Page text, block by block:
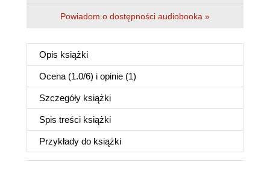
Powiadom o dostępności audiobooka »
Opis książki
Ocena (1.0/6) i opinie (1)
Szczegóły książki
Spis treści książki
Przykłady do książki